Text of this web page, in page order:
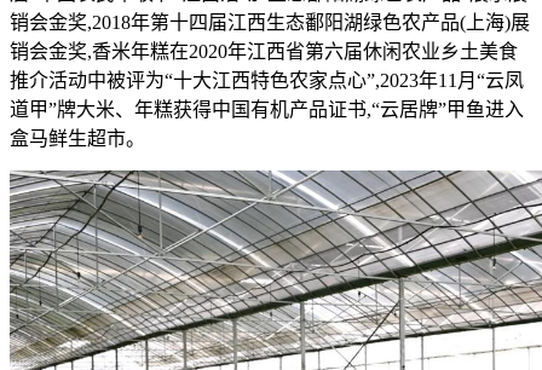
销会金奖,2018年第十四届江西生态鄱阳湖绿色农产品(上海)展
销会金奖,香米年糕在2020年江西省第六届休闲农业乡土美食
推介活动中被评为“十大江西特色农家点心”,2023年11月“云凤
道甲”牌大米、年糕获得中国有机产品证书,“云居牌”甲鱼进入
盒马鲜生超市。